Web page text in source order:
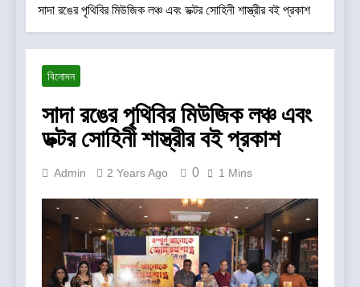
সাদা রঙের পৃথিবির মিউজিক লঞ্চ এবং ডক্টর সোহিনী শাস্ত্রীর বই প্রকাশ
বিনোদন
সাদা রঙের পৃথিবির মিউজিক লঞ্চ এবং
ডক্টর সোহিনী শাস্ত্রীর বই প্রকাশ
Admin 2 Years Ago 0 1 Mins